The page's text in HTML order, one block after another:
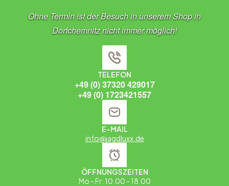
Ohne Termin ist der Besuch in unserem Shop in
Dorfchemnitz nicht immer möglich!
TELEFON
+49 (0) 37320 429017
+49 (0) 1723421557
E-MAIL
info@jagdluxx.de
ÖFFNUNGSZEITEN
Mo - Fr: 10.00 - 18.00